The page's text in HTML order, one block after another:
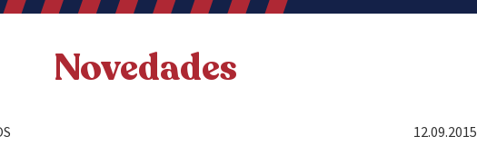
Novedades
12.09.2015